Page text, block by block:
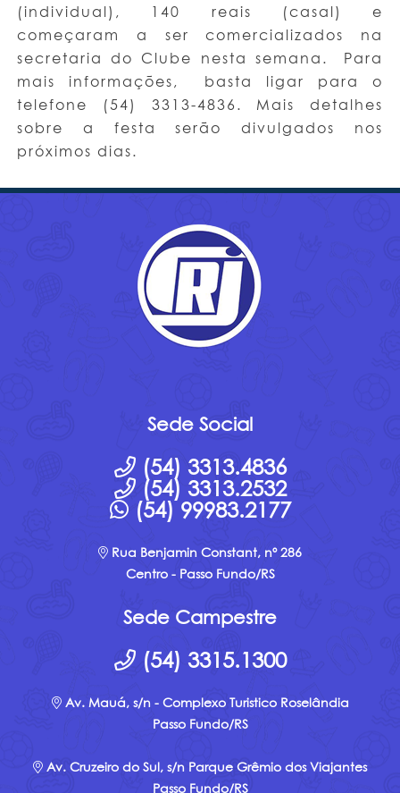
(individual), 140 reais (casal) e
começaram a ser comercializados na
secretaria do Clube nesta semana. Para
mais informações, basta ligar para o
telefone (54) 3313-4836. Mais detalhes
sobre a festa serão divulgados nos
próximos dias.
Sede Social
(54) 3313.4836
(54) 3313.2532
(54) 99983.2177
Rua Benjamin Constant, nº 286
Centro - Passo Fundo/RS
Sede Campestre
(54) 3315.1300
Av. Mauá, s/n - Complexo Turistico Roselândia
Passo Fundo/RS
Av. Cruzeiro do Sul, s/n Parque Grêmio dos Viajantes
Passo Fundo/RS